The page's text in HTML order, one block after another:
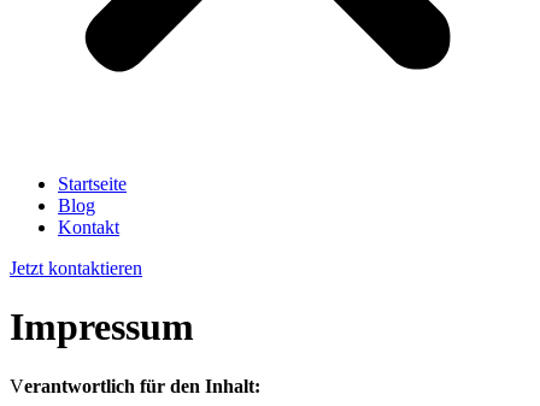
Startseite
Blog
Kontakt
Jetzt kontaktieren
Impressum
Verantwortlich für den Inhalt: